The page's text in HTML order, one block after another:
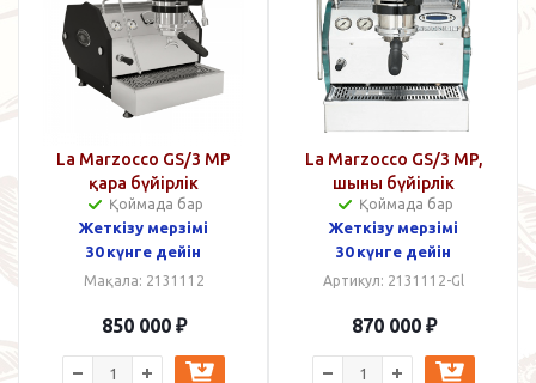
La Marzocco GS/3 MP
қара бүйірлік
панельдерімен
Қоймада бар
Жеткізу мерзімі
30 күнге дейін
Мақала: 2131112
850 000 ₽
La Marzocco GS/3 MP,
шыны бүйірлік
панельдері бар
Қоймада бар
Жеткізу мерзімі
30 күнге дейін
Артикул: 2131112-Gl
870 000 ₽